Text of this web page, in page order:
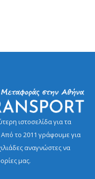
ιστοσελίδα για τα
το 2011 γράφουμε για
αναγνώστες να
μας.